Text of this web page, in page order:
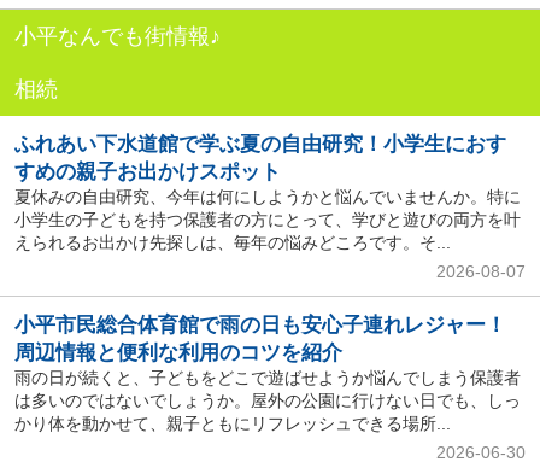
小平なんでも街情報♪
相続
ふれあい下水道館で学ぶ夏の自由研究！小学生におす
すめの親子お出かけスポット
夏休みの自由研究、今年は何にしようかと悩んでいませんか。特に
小学生の子どもを持つ保護者の方にとって、学びと遊びの両方を叶
えられるお出かけ先探しは、毎年の悩みどころです。そ...
2026-08-07
小平市民総合体育館で雨の日も安心子連れレジャー！
周辺情報と便利な利用のコツを紹介
雨の日が続くと、子どもをどこで遊ばせようか悩んでしまう保護者
は多いのではないでしょうか。屋外の公園に行けない日でも、しっ
かり体を動かせて、親子ともにリフレッシュできる場所...
2026-06-30